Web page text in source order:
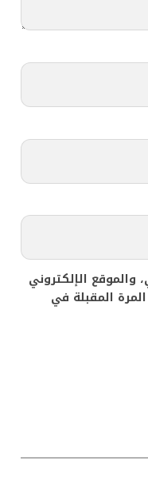
والموقع الإلكتروني
المقبلة في